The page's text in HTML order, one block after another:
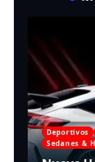
Deportivos
Sedanes &